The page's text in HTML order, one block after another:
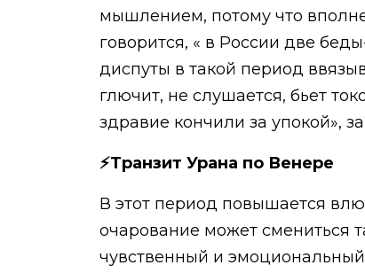
мышлением, потому что
говорится, « в России две
диспуты в такой период
глючит, не слушается, бьет
здравие кончили за упокой»,
⚡Транзит Урана по Венере
В этот период повышается
очарование может смениться
чувственный и